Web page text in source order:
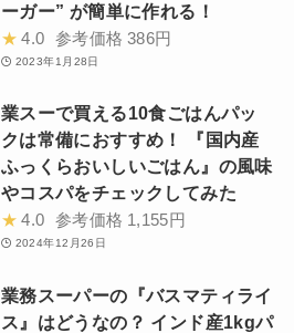
ーガー” が簡単に作れる！
★ 4.0 参考価格 386円
2023年1月28日
業スーで買える10食ごはんパッ
クは常備におすすめ！ 『国内産
ふっくらおいしいごはん』の風味
やコスパをチェックしてみた
★ 4.0 参考価格 1,155円
2024年12月26日
業務スーパーの『バスマティライ
ス』はどうなの？ インド産1kgパ